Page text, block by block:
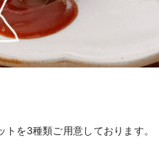
を3種類ご用意しております。